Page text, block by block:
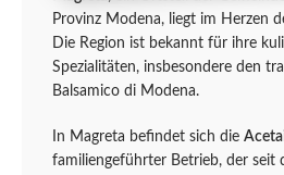
Provinz Modena, liegt im Herzen
Die Region ist bekannt für ihre
Spezialitäten, insbesondere den
Balsamico di Modena.
In Magreta befindet sich die
familiengeführter Betrieb, der seit